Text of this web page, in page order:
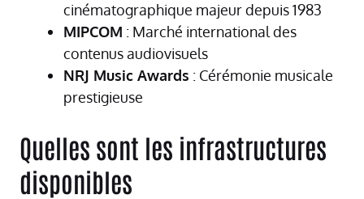
cinématographique majeur depuis 1983
MIPCOM : Marché international des
contenus audiovisuels
NRJ Music Awards : Cérémonie musicale
prestigieuse
Quelles sont les infrastructures
disponibles